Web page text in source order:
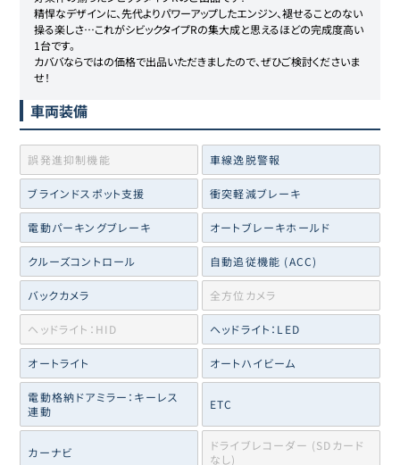
59
ホンダ
シビックタイプR
60 シビックタイプR
61 シビックタイプR 621.5万円
62
ホンダ
シビックタイプR 623万円 598
63
ホンダ
シビックタイプR 624万円
64
ホンダ
シビックタイプR 625万円 609.9万円
65
ホンダ
シビックタイプR 625万円
精悍なデザインに、先代よりパワーアップしたエンジン、褪せることのない
操る楽しさ…これがシビックタイプRの集大成と思えるほどの完成度高い
1台です。
カババならではの価格で出品いただきましたので、ぜひご検討くださいま
せ！
車両装備
誤発進抑制機能 車線逸脱警報
ブラインドスポット支援 衝突軽減ブレーキ
電動パーキングブレーキ オートブレーキホールド
クルーズコントロール 自動追従機能 (ACC)
バックカメラ 全方位カメラ
ヘッドライト：HID ヘッドライト：LED
オートライト オートハイビーム
電動格納ドアミラー：キーレス
連動
ETC
カーナビ
ドライブレコーダー (SDカード
なし)